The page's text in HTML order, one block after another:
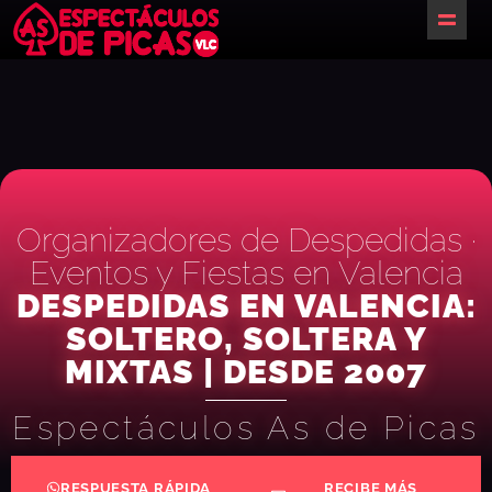
Packs despedidas
Restaurantes
Actividades
Alojamientos & Espacios
Eventos
Organizadores de Despedidas ·
Eventos y Fiestas en Valencia
DESPEDIDAS EN VALENCIA:
SOLTERO, SOLTERA Y
MIXTAS | DESDE 2007
Espectáculos As de Picas​
RESPUESTA RÁPIDA
RECIBE MÁS